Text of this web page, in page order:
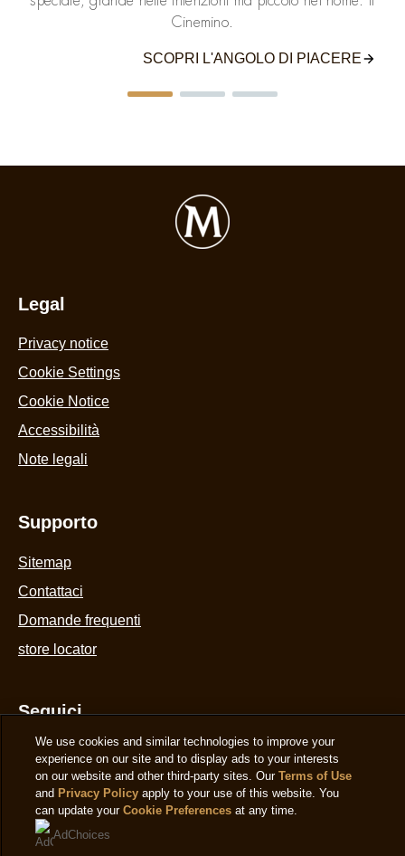
Cinemino.
SCOPRI L'ANGOLO DI PIACERE
Legal
Privacy notice
Cookie Settings
Cookie Notice
Accessibilità
Note legali
Supporto
Sitemap
Contattaci
Domande frequenti
store locator
Seguici
Paese
experience on our site and to display ads to your interests
on our website and other third-party sites. Our
andPrivacy Policy
can update yourCookie Preferences
AdChoices
Accept